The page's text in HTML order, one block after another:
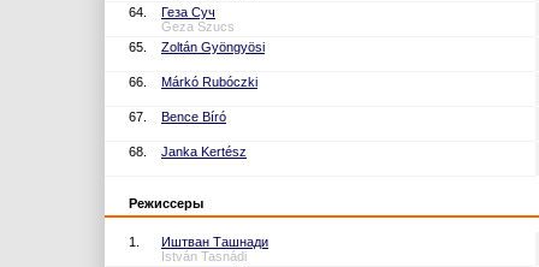
64.
Геза Суч
Geza Szucs
65.
Zoltán Gyöngyösi
66. Márkó Rubóczki
67. Bence Bíró
68. Janka Kertész
Режиссеры
1.
Иштван Ташнади
István Tasnádi